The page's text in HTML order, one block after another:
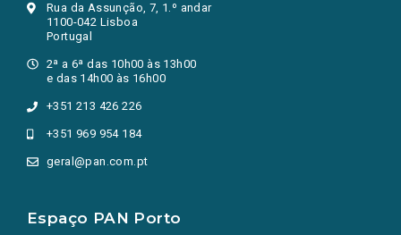
Rua da Assunção, 7, 1.º andar
1100-042 Lisboa
Portugal
2ª a 6ª das 10h00 às 13h00
e das 14h00 às 16h00
+351 213 426 226
+351 969 954 184
geral@pan.com.pt
Espaço PAN Porto